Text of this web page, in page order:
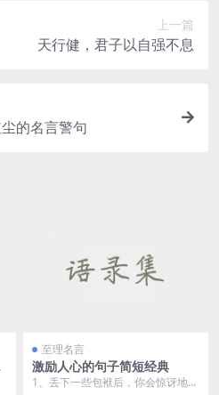
上一篇
天行健，君子以自强不息
的名言警句
至理名言
激励人心的句子简短经典
1、丢下一些包袱后，你会惊讶地发